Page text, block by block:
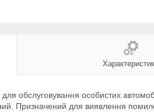
обслуговування особистих
Призначений для виявлення